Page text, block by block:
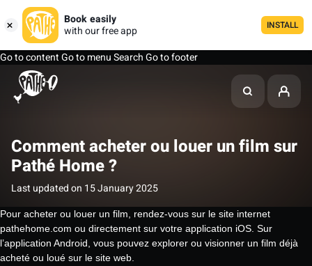
Book easily
with our free app
INSTALL
Go to contentGo to menuSearchGo to footer
Comment acheter ou louer un film sur
Pathé Home ?
Last updated on 15 January 2025
Pour acheter ou louer un film, rendez-vous sur le site internet
pathehome.com ou directement sur votre application iOS. Sur
l’application Android, vous pouvez explorer ou visionner un film déjà
acheté ou loué sur le site web.